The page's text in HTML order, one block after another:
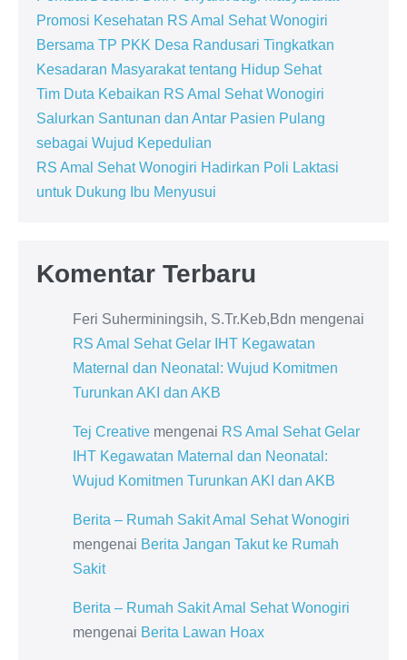
Promosi Kesehatan RS Amal Sehat Wonogiri
Bersama TP PKK Desa Randusari Tingkatkan
Kesadaran Masyarakat tentang Hidup Sehat
Tim Duta Kebaikan RS Amal Sehat Wonogiri
Salurkan Santunan dan Antar Pasien Pulang
sebagai Wujud Kepedulian
RS Amal Sehat Wonogiri Hadirkan Poli Laktasi
untuk Dukung Ibu Menyusui
Komentar Terbaru
Feri Suherminingsih, S.Tr.Keb,Bdn mengenai
RS Amal Sehat Gelar IHT Kegawatan
Maternal dan Neonatal: Wujud Komitmen
Turunkan AKI dan AKB
Tej Creative mengenai RS Amal Sehat Gelar
IHT Kegawatan Maternal dan Neonatal:
Wujud Komitmen Turunkan AKI dan AKB
Berita – Rumah Sakit Amal Sehat Wonogiri
mengenai Berita Jangan Takut ke Rumah
Sakit
Berita – Rumah Sakit Amal Sehat Wonogiri
mengenai Berita Lawan Hoax